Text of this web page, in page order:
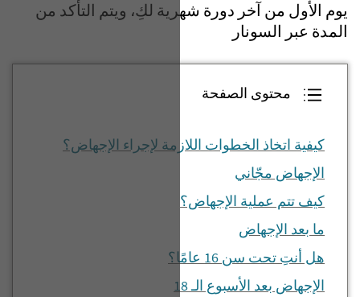
يوم الأول من آخر دورة شهرية لكِ، ويتم التأكد من
المدة عبر السونار
محتوى الصفحة
كيفية اتخاذ الخطوات اللازمة لإجراء الإجهاض؟
الإجهاض مجّاني
كيف تتم عملية الإجهاض؟
ما بعد الإجهاض
هل أنتِ تحت سن 16 عامًا؟
الإجهاض بعد الأسبوع الـ 18